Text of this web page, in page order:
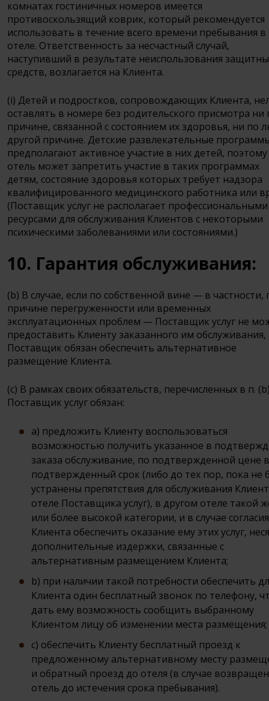
комнатах гостиничных номеров имеется
противоскользящий коврик, который рекомендуется
использовать в течение всего времени пребывания в
отеле. Ответственность за несчастный случай,
наступивший в результате неиспользования
средств, возлагается на Клиента.
(i) Детей и подростков, сопровождающих Клиента,
оставлять в номере без родительского присмотра ни
причине, связанной с состоянием их здоровья, ни по
другой причине. Детские развлекательные
предполагают активное участие в них детей, поэтому
отель может запретить участие в таких программах
детям, состояние здоровья которых требует надзора
квалифицированного медицинского работника или
(Поставщик услуг не располагает профессиональными
ресурсами для обслуживания Клиентов с некоторыми
психическими заболеваниями или состояниями.)
10. Гарантия обслуживания:
(b) В случае, если по собственной вине — в частности,
причине перегруженности или временных
эксплуатационных проблем — Поставщик услуг не
предоставить Клиенту заказанного им обслуживания,
Поставщик обязан обеспечить альтернативное
размещение Клиента.
(c) В рамках своих обязательств, перечисленных в п.
Поставщик услуг обязан:
a) предложить Клиенту воспользоваться
возможностью получить указанное в
заказа обслуживание, по подтвержденной цене в
подтвержденный срок (либо до тех пор, пока не
устранены препятствия для обслуживания
отеле Поставщика услуг), в другом отеле такой
или более высокой категории, и в случае согласия
Клиента обеспечить оказание ему этих услуг,
дополнительные издержки, связанные с
альтернативным размещением Клиента;
b) при наличии такой потребности обеспечить
Клиента один бесплатный звонок по телефону,
дать ему возможность сообщить выбранному
Клиентом лицу об изменении места размещения;
c) обеспечить Клиенту бесплатный проезд к
предложенному альтернативному месту
и обратный проезд до отеля (в случае
отель до истечения срока пребывания).